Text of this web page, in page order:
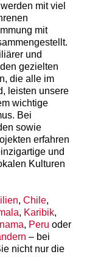
mit viel
mit
und
gezielten
die alle im
leisten unsere
wichtige
Bei
sowie
erfahren
und
Kulturen
, Chile,
, Karibik,
, Peru oder
– bei
nicht nur die